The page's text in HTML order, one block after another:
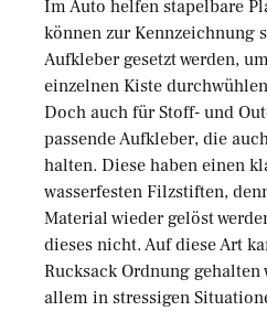
Im Auto helfen stapelbare
können zur Kennzeichnung
Aufkleber gesetzt werden,
einzelnen Kiste
Doch auch für Stoff- und
passende Aufkleber, die
halten. Diese haben einen
wasserfesten Filzstiften,
Material wieder gelöst
dieses nicht. Auf diese Art
Rucksack Ordnung
allem in stressigen